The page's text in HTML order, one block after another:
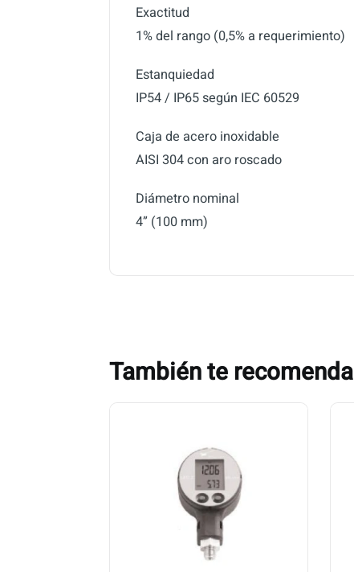
Exactitud
1% del rango (0,5% a requerimiento)
Estanquiedad
IP54 / IP65 según IEC 60529
Caja de acero inoxidable
AISI 304 con aro roscado
Diámetro nominal
4” (100 mm)
También te